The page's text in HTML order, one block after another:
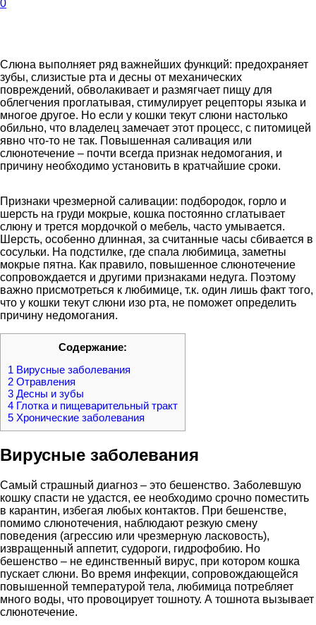
0
Слюна выполняет ряд важнейших функций: предохраняет
зубы, слизистые рта и десны от механических
повреждений, обволакивает и размягчает пищу для
облегчения проглатывая, стимулирует рецепторы языка и
многое другое. Но если у кошки текут слюни настолько
обильно, что владелец замечает этот процесс, с питомицей
явно что-то не так. Повышенная саливация или
слюнотечение – почти всегда признак недомогания, и
причину необходимо установить в кратчайшие сроки.
Признаки чрезмерной саливации: подбородок, горло и
шерсть на груди мокрые, кошка постоянно сглатывает
слюну и трется мордочкой о мебель, часто умывается.
Шерсть, особенно длинная, за считанные часы сбивается в
сосульки. На подстилке, где спала любимица, заметны
мокрые пятна. Как правило, повышенное слюнотечение
сопровождается и другими признаками недуга. Поэтому
важно присмотреться к любимице, т.к. один лишь факт того,
что у кошки текут слюни изо рта, не поможет определить
причину недомогания.
Содержание:
1 Вирусные заболевания
2 Отравления
3 Десны и зубы
4 Глотка и пищеварительный тракт
5 Хронические заболевания
Вирусные заболевания
Самый страшный диагноз – это бешенство. Заболевшую
кошку спасти не удастся, ее необходимо срочно поместить
в карантин, избегая любых контактов. При бешенстве,
помимо слюнотечения, наблюдают резкую смену
поведения (агрессию или чрезмерную ласковость),
извращенный аппетит, судороги, гидрофобию. Но
бешенство – не единственный вирус, при котором кошка
пускает слюни. Во время инфекции, сопровождающейся
повышенной температурой тела, любимица потребляет
много воды, что провоцирует тошноту. А тошнота вызывает
слюнотечение.